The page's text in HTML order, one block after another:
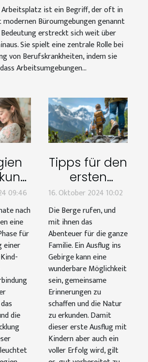
Arbeitsplatz ist ein Begriff, der oft in
Büroumgebungen genannt
erstreckt sich weit über
Sie spielt eine zentrale Rolle bei
von Berufskrankheiten, indem sie
Arbeitsumgebungen...
in
09:46
nach
eine
für
einer
die
Tipps für den
ersten
Ausflug ins
Gebirge mit
Kindern
16. Oktober 2024 10:02
Die Berge rufen, und
mit ihnen das
Abenteuer für die ganze
Familie. Ein Ausflug ins
Gebirge kann eine
wunderbare Möglichkeit
sein, gemeinsame
Erinnerungen zu
schaffen und die Natur
zu erkunden. Damit
dieser erste Ausflug mit
Kindern aber auch ein
voller Erfolg wird, gilt